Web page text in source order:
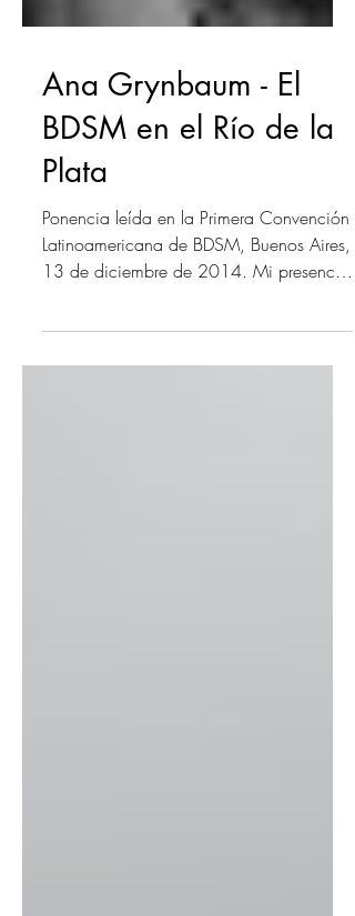
Ana Grynbaum - El
BDSM en el Río de la
Plata
Ponencia leída en la Primera Convención
Latinoamericana de BDSM, Buenos Aires,